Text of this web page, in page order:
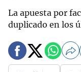
La apuesta por
duplicado en los